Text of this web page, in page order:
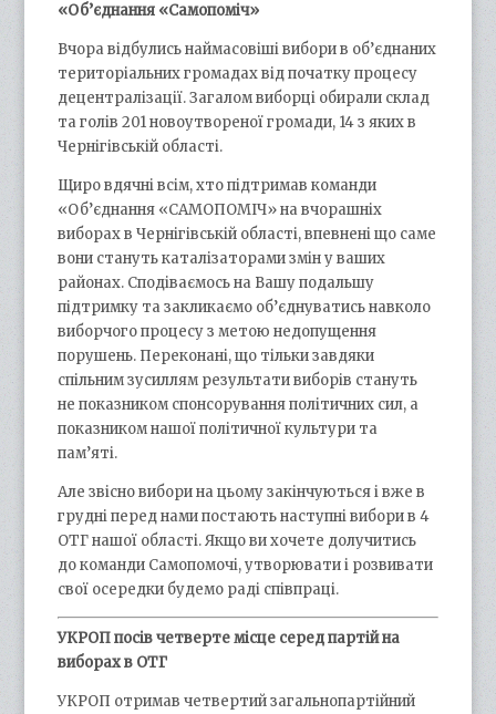
«Об’єднання «Самопоміч»
Вчора відбулись наймасовіші вибори в об’єднаних
територіальних громадах від початку процесу
децентралізації. Загалом виборці обирали склад
та голів 201 новоутвореної громади, 14 з яких в
Чернігівській області.
Щиро вдячні всім, хто підтримав команди
«Об’єднання «САМОПОМІЧ» на вчорашніх
виборах в Чернігівській області, впевнені що саме
вони стануть каталізаторами змін у ваших
районах. Сподіваємось на Вашу подальшу
підтримку та закликаємо об’єднуватись навколо
виборчого процесу з метою недопущення
порушень. Переконані, що тільки завдяки
спільним зусиллям результати виборів стануть
не показником спонсорування політичних сил, а
показником нашої політичної культури та
пам’яті.
Але звісно вибори на цьому закінчуються і вже в
грудні перед нами постають наступні вибори в 4
ОТГ нашої області. Якщо ви хочете долучитись
до команди Самопомочі, утворювати і розвивати
свої осередки будемо раді співпраці.
УКРОП посів четверте місце серед партій на
виборах в ОТГ
УКРОП отримав четвертий загальнопартійний